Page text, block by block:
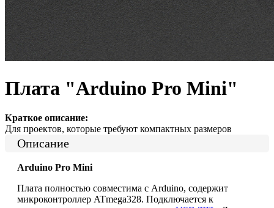
Плата "Arduino Pro Mini"
Краткое описание:
Для проектов, которые требуют компактных размеров
Описание
Arduino Pro Mini
Плата полностью совместима с Arduino, содержит
микроконтроллер ATmega328. Подключается к